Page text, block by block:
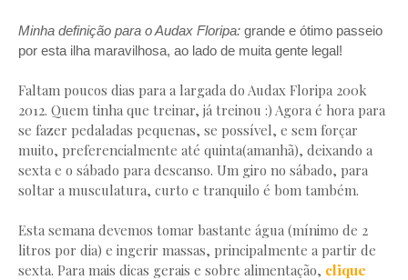
Minha definição para o Audax Floripa: grande e ótimo passeio
por esta ilha maravilhosa, ao lado de muita gente legal!
Faltam poucos dias para a largada do Audax Floripa 200k
2012. Quem tinha que treinar, já treinou :) Agora é hora para
se fazer pedaladas pequenas, se possível, e sem forçar
muito, preferencialmente até quinta(amanhã), deixando a
sexta e o sábado para descanso. Um giro no sábado, para
soltar a musculatura, curto e tranquilo é bom também.
Esta semana devemos tomar bastante água (mínimo de 2
litros por dia) e ingerir massas, principalmente a partir de
sexta. Para mais dicas gerais e sobre alimentação, clique